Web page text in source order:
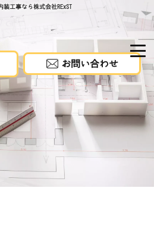
工事なら株式会社RExST
お問い合わせ